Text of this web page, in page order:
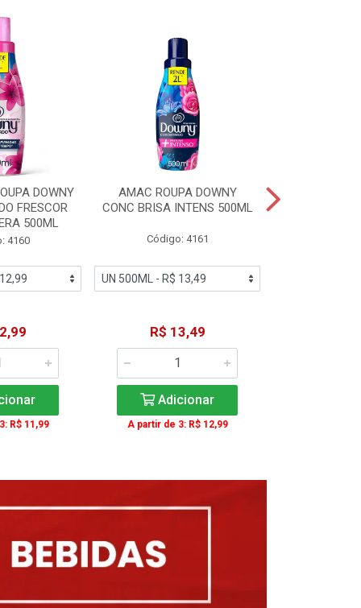
DOWNY
FRESCOR
500ML
4160
R$ 11,99
AMAC ROUPA DOWNY
CONC BRISA INTENS 500ML
Código: 4161
R$ 13,49
Adicionar
A partir de 3: R$ 12,99